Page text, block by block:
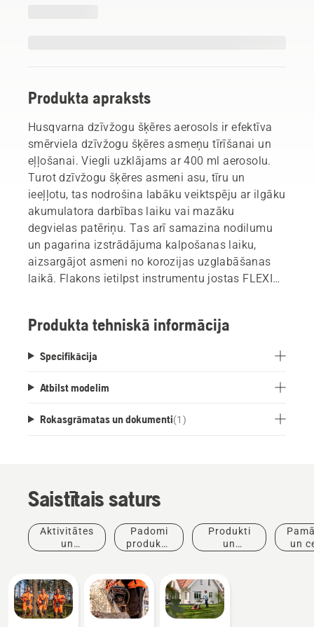
Produkta apraksts
Husqvarna dzīvžogu šķēres aerosols ir efektīva
smērviela dzīvžogu šķēres asmeņu tīrīšanai un
eļļošanai. Viegli uzklājams ar 400 ml aerosolu.
Turot dzīvžogu šķēres asmeni asu, tīru un
ieeļļotu, tas nodrošina labāku veiktspēju ar ilgāku
akumulatora darbības laiku vai mazāku
degvielas patēriņu. Tas arī samazina nodilumu
un pagarina izstrādājuma kalpošanas laiku,
aizsargājot asmeni no korozijas uzglabāšanas
laikā. Flakons ietilpst instrumentu jostas FLEXI
Produkta tehniskā informācija
Specifikācija
Atbilst modelim
Rokasgrāmatas un dokumenti(1 )
Saistītais saturs
Aktivitātes
un
Padomi
produktu
Produkti
un
un